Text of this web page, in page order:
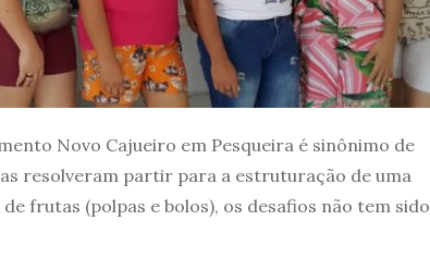
Novo Cajueiro em Pesqueira é sinônimo de
resolveram partir para a estruturação de uma
frutas (polpas e bolos), os desafios não tem sido